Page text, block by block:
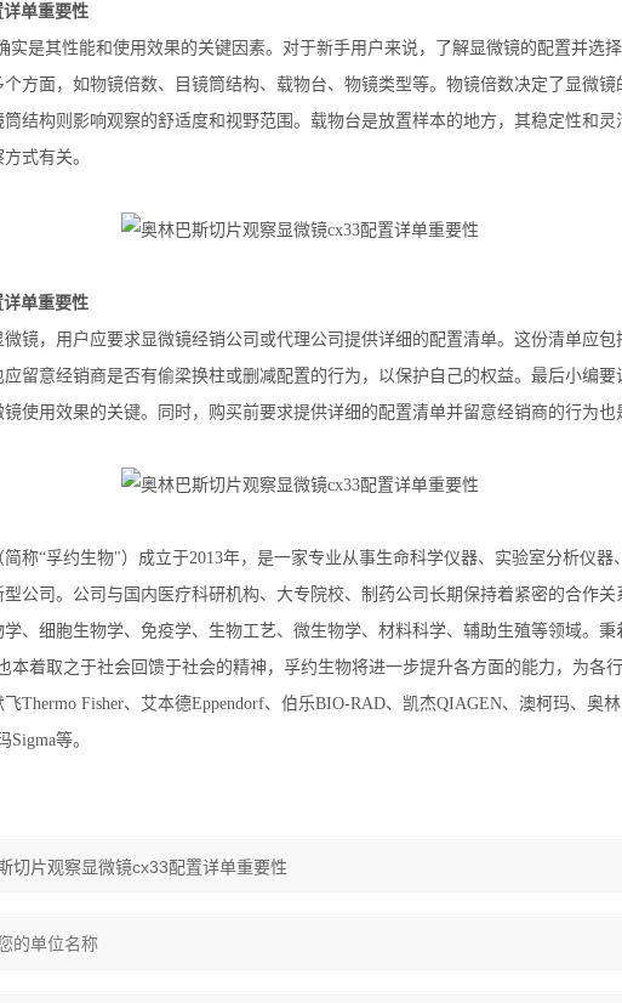
单重要性
实是其性能和使用效果的关键因素。对于新手用户来说，了解显微镜的配置并选
方面，如物镜倍数、目镜筒结构、载物台、物镜类型等。物镜倍数决定了显微
结构则影响观察的舒适度和视野范围。载物台是放置样本的地方，其稳定性和
式有关。
单重要性
镜，用户应要求显微镜经销公司或代理公司提供详细的配置清单。这份清单应
留意经销商是否有偷梁换柱或删减配置的行为，以保护自己的权益。最后小编
使用效果的关键。同时，购买前要求提供详细的配置清单并留意经销商的行为也
称“孚约生物"）成立于2013年，是一家专业从事生命科学仪器、实验室分析仪
公司。公司与国内医疗科研机构、大专院校、制药公司长期保持着紧密的合作
、细胞生物学、免疫学、生物工艺、微生物学、材料科学、辅助生殖等领域。秉
本着取之于社会回馈于社会的精神，孚约生物将进一步提升各方面的能力，为各
Thermo Fisher、艾本德Eppendorf、伯乐BIO-RAD、凯杰QIAGEN、澳柯玛、奥
等。